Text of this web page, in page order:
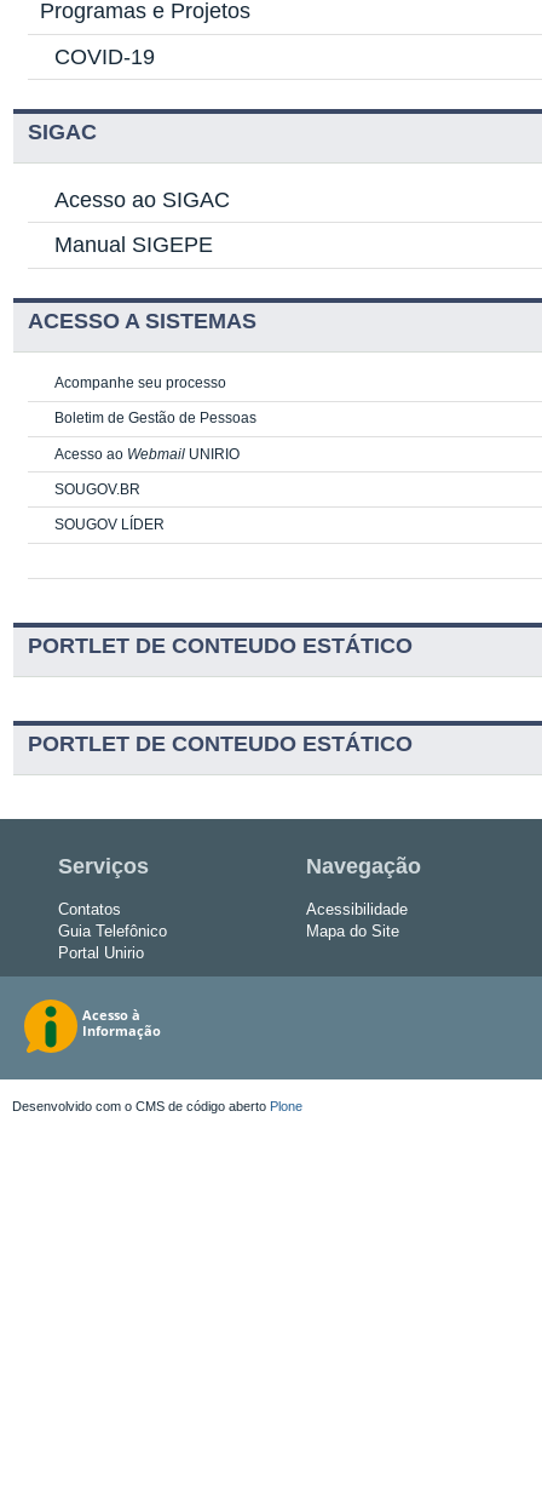
Programas e Projetos
COVID-19
SIGAC
Acesso ao SIGAC
Manual SIGEPE
ACESSO A SISTEMAS
Acompanhe seu processo
Boletim de Gestão de Pessoas
Acesso ao Webmail UNIRIO
SOUGOV.BR
SOUGOV LÍDER
PORTLET DE CONTEUDO ESTÁTICO
PORTLET DE CONTEUDO ESTÁTICO
Serviços
Contatos
Guia Telefônico
Portal Unirio
Navegação
Acessibilidade
Mapa do Site
Desenvolvido com o CMS de código aberto Plone